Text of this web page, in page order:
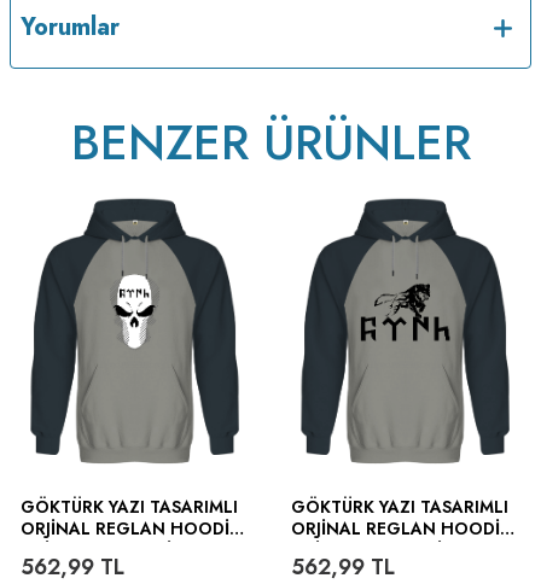
Yorumlar
BENZER ÜRÜNLER
GÖKTÜRK YAZI TASARIMLI
ORJINAL REGLAN HOODIE
562,99 TL
GÖKTÜRK YAZI TASARIMLI
ORJINAL REGLAN HOODIE
562,99TL